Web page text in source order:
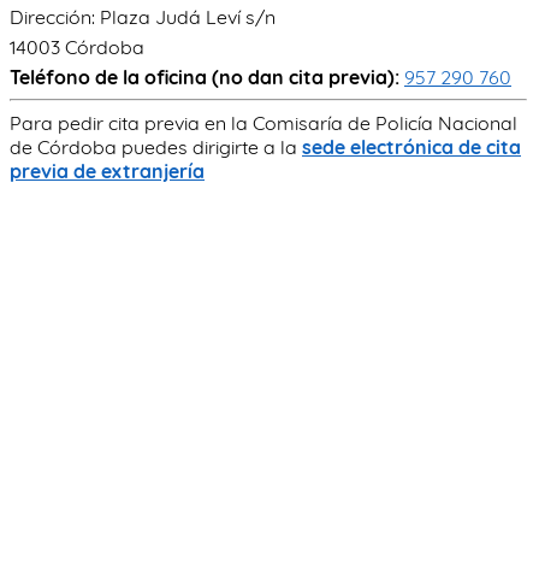
Dirección: Plaza Judá Leví s/n
14003 Córdoba
Teléfono de la oficina (no dan cita previa): 957 290 760
Para pedir cita previa en la Comisaría de Policía Nacional
de Córdoba puedes dirigirte a la sede electrónica de cita
previa de extranjería